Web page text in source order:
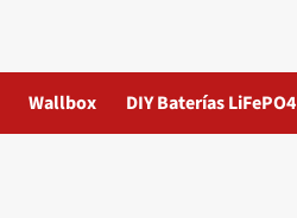
Wallbox DIY Baterías LiFePO4